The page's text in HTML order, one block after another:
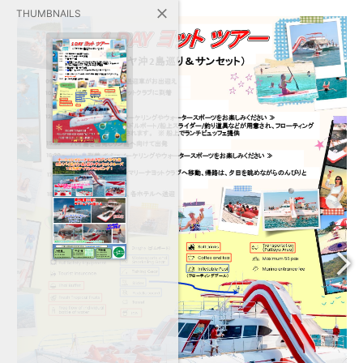
THUMBNAILS